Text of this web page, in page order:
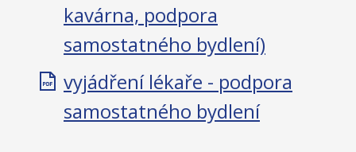
kavárna, podpora
samostatného bydlení)
vyjádření lékaře - podpora
samostatného bydlení